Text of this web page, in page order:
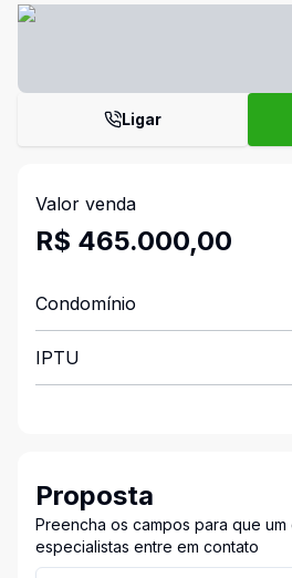
Ligar
Valor venda
R$ 465.000,00
Condomínio
IPTU
Proposta
Preencha os campos para que um
especialistas entre em contato